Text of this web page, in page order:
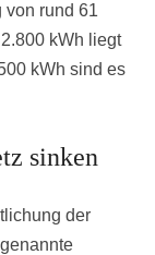
von rund 61
kWh liegt
kWh sind es
sinken
der